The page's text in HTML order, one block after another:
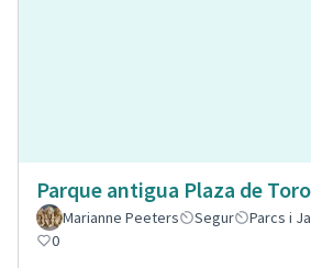
Parque antigua Plaza de
Marianne Peeters
Segur Parcs i
0